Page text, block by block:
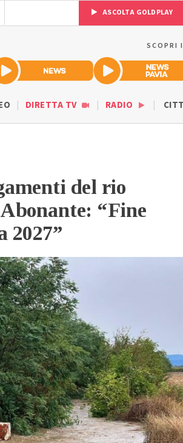
ASCOLTA GOLDPLAY
SCOPRI
DIRETTA TV RADIO
del rio
“Fine
2027”